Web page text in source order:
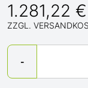
1.281,22 €
ZZGL.
-
Menge